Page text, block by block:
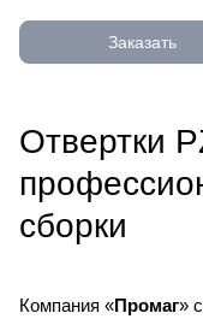
№0х75м JSD007
Заказать
Отвертки
сборки
Компания «Промаг»